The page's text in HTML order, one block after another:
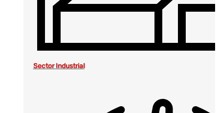
Sector Industrial